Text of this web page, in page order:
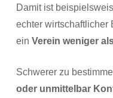
Damit ist
echter wirtschaftlicher
ein Verein weniger
Schwerer zu
oder unmittelbar